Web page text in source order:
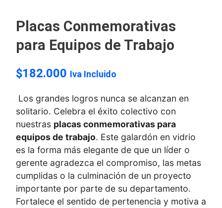
Placas Conmemorativas
para Equipos de Trabajo
$182.000 Iva Incluido
Los grandes logros nunca se alcanzan en
solitario. Celebra el éxito colectivo con
nuestras placas conmemorativas para
equipos de trabajo. Este galardón en vidrio
es la forma más elegante de que un líder o
gerente agradezca el compromiso, las metas
cumplidas o la culminación de un proyecto
importante por parte de su departamento.
Fortalece el sentido de pertenencia y motiva a